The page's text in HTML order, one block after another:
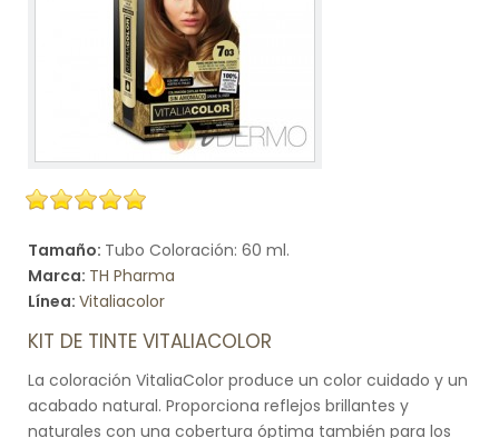
Tamaño: Tubo Coloración: 60 ml.
Marca: TH Pharma
Línea: Vitaliacolor
KIT DE TINTE VITALIACOLOR
La coloración VitaliaColor produce un color cuidado y un
acabado natural. Proporciona reflejos brillantes y
naturales con una cobertura óptima también para los